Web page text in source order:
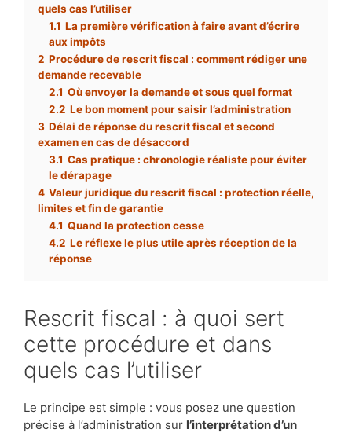
quels cas l’utiliser
1.1 La première vérification à faire avant d’écrire
aux impôts
2 Procédure de rescrit fiscal : comment rédiger une
demande recevable
2.1 Où envoyer la demande et sous quel format
2.2 Le bon moment pour saisir l’administration
3 Délai de réponse du rescrit fiscal et second
examen en cas de désaccord
3.1 Cas pratique : chronologie réaliste pour éviter
le dérapage
4 Valeur juridique du rescrit fiscal : protection réelle,
limites et fin de garantie
4.1 Quand la protection cesse
4.2 Le réflexe le plus utile après réception de la
réponse
Rescrit fiscal : à quoi sert
cette procédure et dans
quels cas l’utiliser
Le principe est simple : vous posez une question
précise à l’administration sur l’interprétation d’un